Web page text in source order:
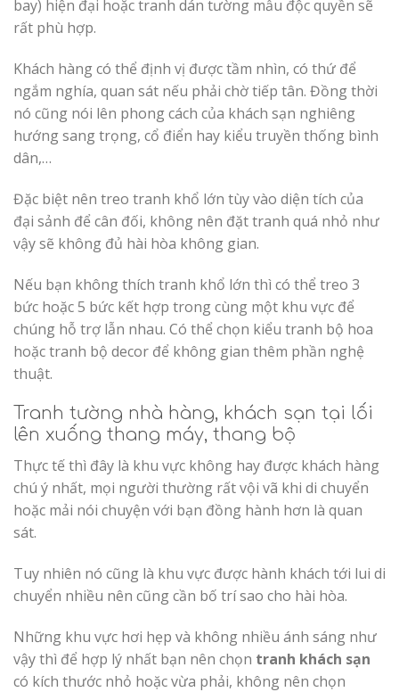
bay) hiện đại hoặc tranh dán tường mẫu độc quyền sẽ
rất phù hợp.
Khách hàng có thể định vị được tầm nhìn, có thứ để
ngắm nghía, quan sát nếu phải chờ tiếp tân. Đồng thời
nó cũng nói lên phong cách của khách sạn nghiêng
hướng sang trọng, cổ điển hay kiểu truyền thống bình
dân,…
Đặc biệt nên treo tranh khổ lớn tùy vào diện tích của
đại sảnh để cân đối, không nên đặt tranh quá nhỏ như
vậy sẽ không đủ hài hòa không gian.
Nếu bạn không thích tranh khổ lớn thì có thể treo 3
bức hoặc 5 bức kết hợp trong cùng một khu vực để
chúng hỗ trợ lẫn nhau. Có thể chọn kiểu tranh bộ hoa
hoặc tranh bộ decor để không gian thêm phần nghệ
thuật.
Tranh tường nhà hàng, khách sạn tại lối
lên xuống thang máy, thang bộ
Thực tế thì đây là khu vực không hay được khách hàng
chú ý nhất, mọi người thường rất vội vã khi di chuyển
hoặc mải nói chuyện với bạn đồng hành hơn là quan
sát.
Tuy nhiên nó cũng là khu vực được hành khách tới lui di
chuyển nhiều nên cũng cần bố trí sao cho hài hòa.
Những khu vực hơi hẹp và không nhiều ánh sáng như
vậy thì để hợp lý nhất bạn nên chọn tranh khách sạn
có kích thước nhỏ hoặc vừa phải, không nên chọn